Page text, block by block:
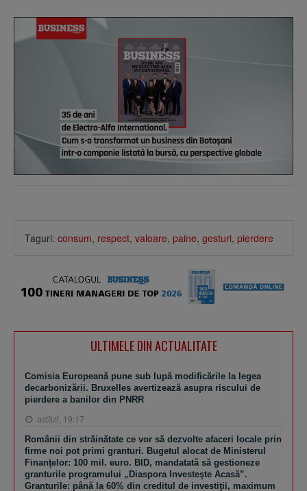
Taguri: consum, respect, valoare, paine, gesturi, pierdere
ULTIMELE DIN ACTUALITATE
Comisia Europeană pune sub lupă modificările la legea
decarbonizării. Bruxelles avertizează asupra riscului de
pierdere a banilor din PNRR
astăzi, 19:17
Românii din străinătate ce vor să dezvolte afaceri locale prin
firme noi pot primi granturi. Bugetul alocat de Ministerul
Finanţelor: 100 mil. euro. BID, mandatată să gestioneze
granturile programului „Diaspora Investeşte Acasă”.
Granturile: până la 60% din creditul de investiţii, maximum